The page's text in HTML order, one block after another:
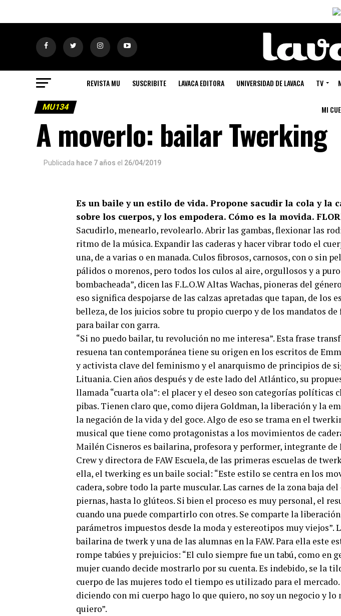
REVISTA MU SUSCRIBITE LAVACA EDITORA UNIVERSIDAD DE LAVACA TV
MI
MU134
A moverlo: bailar Twerking
Publicada hace 7 años el 26/04/2019
Es un baile y un estilo de vida. Propone sacudir la cola y la
sobre los cuerpos, y los empodera. Cómo es la movida.
Sacudirlo, menearlo, revolearlo. Abrir las gambas, flexionar las
ritmo de la música. Expandir las caderas y hacer vibrar todo el
una, de a varias o en manada. Culos fibrosos, carnosos, con o sin
pálidos o morenos, pero todos los culos al aire, orgullosos y a
bombacheada”, dicen las F.L.O.W Altas Wachas, pioneras del
eso significa despojarse de las calzas apretadas que tapan, de los
belleza, de los juicios sobre tu propio cuerpo y de los mandatos de
para bailar con garra.
“Si no puedo bailar, tu revolución no me interesa”. Esta frase
resuena tan contemporánea tiene su origen en los escritos de
y activista clave del feminismo y el anarquismo de principios de
Lituania. Cien años después y de este lado del Atlántico, su
llamada “cuarta ola”: el placer y el deseo son categorías políticas
pibas. Tienen claro que, como dijera Goldman, la liberación y la
la negación de la vida y del goce. Algo de eso se trama en el
musical que tiene como protagonistas a los movimientos de
Mailén Cisneros es bailarina, profesora y performer, integrante de
Crew y directora de FAW Escuela, de las primeras escuelas de
ella, el twerking es un baile social: “Este estilo se centra en los
cadera, sobre todo la parte muscular. Las carnes de la zona baja
piernas, hasta lo glúteos. Si bien el proceso es muy personal, el
cuando una puede compartirlo con otres. Se comparte la
parámetros impuestos desde la moda y estereotipos muy viejos”.
bailarina de twerk y una de las alumnas en la FAW. Para ella este
rompe tabúes y prejuicios: “El culo siempre fue un tabú, como en
mujer cuando decide mostrarlo por su cuenta. Es indebido, se la
cuerpo de las mujeres todo el tiempo es utilizado para el mercado.
diciendo con mi cuerpo hago lo que quiero, no soy un negocio y
quiero”.